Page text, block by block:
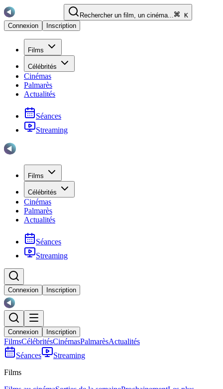
Rechercher un film, un cinéma...
K
Connexion
Inscription
Films
Célébrités
Cinémas
Palmarès
Actualités
Séances
Streaming
Films
Célébrités
Cinémas
Palmarès
Actualités
Séances
Streaming
Connexion Inscription
Connexion Inscription
FilmsCélébritésCinémasPalmarèsActualités
Séances
Streaming
Films